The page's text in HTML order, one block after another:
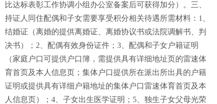
比达标表彰工作协调小组办公室备案后可获得加分）。三、
持证人同住配偶和子女需要享受积分相关待遇所需材料：1、
结婚证（离婚的提供离婚证、离婚协议书或法院调解书、判
决书）；2、配偶有效身份证件；3、配偶和子女户籍证明
（家庭户口可提供户口簿，需提供具有详细地址页的雷速体
育首页及本人信息页；集体户口提供所在派出所出具的户籍
证明或提供具有详细户籍地址的集体户口雷速体育首页及本
人信息页）；4、子女出生医学证明；5、独生子女父母光荣